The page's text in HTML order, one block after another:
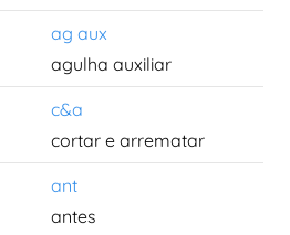
ag aux
agulha auxiliar
c&a
cortar e arrematar
ant
antes